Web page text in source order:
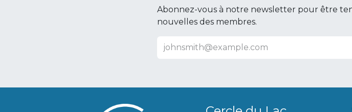
Abonnez-vous à notre newsletter pour être
nouvelles des membres.